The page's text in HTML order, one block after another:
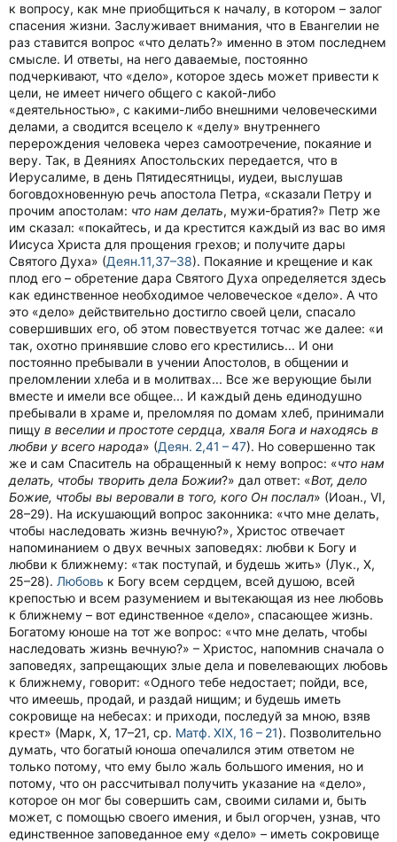
к вопросу, как мне приобщиться к началу, в котором – залог
спасения жизни. Заслуживает внимания, что в Евангелии не
раз ставится вопрос «что делать?» именно в этом последнем
смысле. И ответы, на него даваемые, постоянно
подчеркивают, что «дело», которое здесь может привести к
цели, не имеет ничего общего с какой-либо
«деятельностью», с какими-либо внешними человеческими
делами, а сводится всецело к «делу» внутреннего
перерождения человека через самоотречение, покаяние и
веру. Так, в Деяниях Апостольских передается, что в
Иерусалиме, в день Пятидесятницы, иудеи, выслушав
боговдохновенную речь апостола Петра, «сказали Петру и
прочим апостолам: что нам делать, мужи-братия?» Петр же
им сказал: «покайтесь, и да крестится каждый из вас во имя
Иисуса Христа для прощения грехов; и получите дары
Святого Духа» (Деян.11,37–38). Покаяние и крещение и как
плод его – обретение дара Святого Духа определяется здесь
как единственное необходимое человеческое «дело». А что
это «дело» действительно достигло своей цели, спасало
совершивших его, об этом повествуется тотчас же далее: «и
так, охотно принявшие слово его крестились... И они
постоянно пребывали в учении Апостолов, в общении и
преломлении хлеба и в молитвах... Все же верующие были
вместе и имели все общее... И каждый день единодушно
пребывали в храме и, преломляя по домам хлеб, принимали
пищу в веселии и простоте сердца, хваля Бога и находясь в
любви у всего народа» (Деян. 2,41 – 47). Но совершенно так
же и сам Спаситель на обращенный к нему вопрос: «что нам
делать, чтобы творить дела Божии?» дал ответ: «Вот, дело
Божие, чтобы вы веровали в того, кого Он послал» (Иоан., VI,
28–29). На искушающий вопрос законника: «что мне делать,
чтобы наследовать жизнь вечную?», Христос отвечает
напоминанием о двух вечных заповедях: любви к Богу и
любви к ближнему: «так поступай, и будешь жить» (Лук., X,
25–28). Любовь к Богу всем сердцем, всей душою, всей
крепостью и всем разумением и вытекающая из нее любовь
к ближнему – вот единственное «дело», спасающее жизнь.
Богатому юноше на тот же вопрос: «что мне делать, чтобы
наследовать жизнь вечную?» – Христос, напомнив сначала о
заповедях, запрещающих злые дела и повелевающих любовь
к ближнему, говорит: «Одного тебе недостает; пойди, все,
что имеешь, продай, и раздай нищим; и будешь иметь
сокровище на небесах: и приходи, последуй за мною, взяв
крест» (Марк, X, 17–21, ср. Матф. XIX, 16 – 21). Позволительно
думать, что богатый юноша опечалился этим ответом не
только потому, что ему было жаль большого имения, но и
потому, что он рассчитывал получить указание на «дело»,
которое он мог бы совершить сам, своими силами и, быть
может, с помощью своего имения, и был огорчен, узнав, что
единственное заповеданное ему «дело» – иметь сокровище